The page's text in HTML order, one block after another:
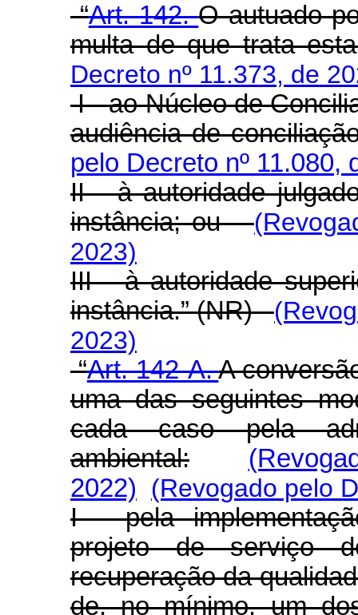
“Art. 142.O autuado
multa de que trata
Decreto nº 11.373, de
I - ao Núcleo de
audiência de
pelo Decreto nº 11.080,
II - à autoridade
instância; ou
2023)
III - à autoridade
instância.” (NR)
2023)
“Art. 142-A.A
uma das seguintes
cada caso pela
ambiental:
2022)
(Revogado pelo
I - pela
projeto de serviço
recuperação da
de, no mínimo, um